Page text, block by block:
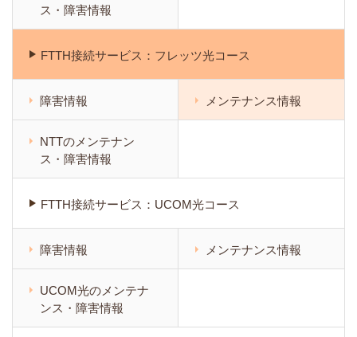
ス・障害情報
FTTH接続サービス：フレッツ光コース
障害情報 メンテナンス情報
NTTのメンテナン
ス・障害情報
FTTH接続サービス：UCOM光コース
障害情報 メンテナンス情報
UCOM光のメンテナ
ンス・障害情報